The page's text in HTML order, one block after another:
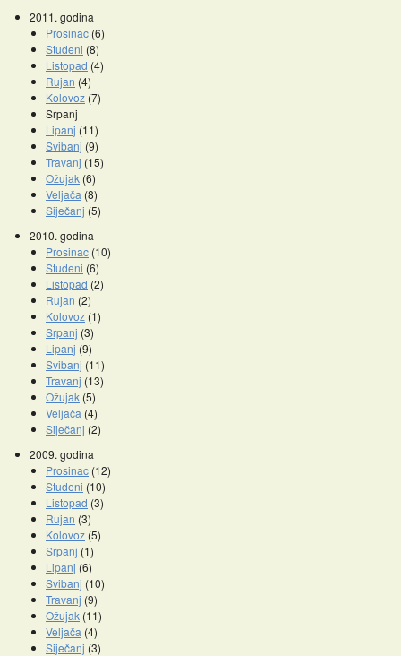
2011. godina
Prosinac (6)
Studeni (8)
Listopad (4)
Rujan (4)
Kolovoz (7)
Srpanj
Lipanj (11)
Svibanj (9)
Travanj (15)
Ožujak (6)
Veljača (8)
Siječanj (5)
2010. godina
Prosinac (10)
Studeni (6)
Listopad (2)
Rujan (2)
Kolovoz (1)
Srpanj (3)
Lipanj (9)
Svibanj (11)
Travanj (13)
Ožujak (5)
Veljača (4)
Siječanj (2)
2009. godina
Prosinac (12)
Studeni (10)
Listopad (3)
Rujan (3)
Kolovoz (5)
Srpanj (1)
Lipanj (6)
Svibanj (10)
Travanj (9)
Ožujak (11)
Veljača (4)
Siječanj (3)